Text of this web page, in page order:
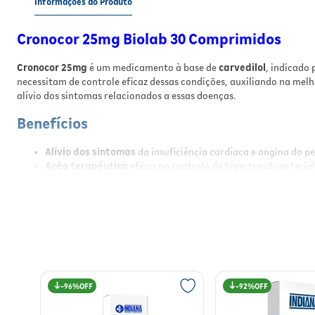
Cronocor 25mg Biolab 30 Comprimidos
Cronocor 25mg é um medicamento à base decarvedilol , indicado
necessitam de controle eficaz dessas condições, auxiliando na
alívio dos sintomas relacionados a essas doenças.
Benefícios
Alívio dos sintomas da insuficiência cardíaca e angina do
Ação terapêutica
eficaz no controle da hipertensão arterial.
perceber maior disposição e redução dos sintomas como
96% 92%